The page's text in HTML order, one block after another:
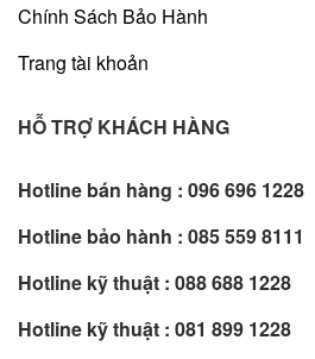
Chính Sách Bảo Hành
Trang tài khoản
HỖ TRỢ KHÁCH HÀNG
Hotline bán hàng : 096 696 1228
Hotline bảo hành : 085 559 8111
Hotline kỹ thuật : 088 688 1228
Hotline kỹ thuật : 081 899 1228